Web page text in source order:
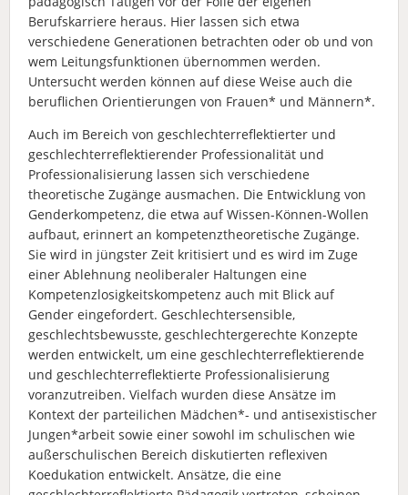
Berufskarriere heraus. Hier lassen sich etwa
verschiedene Generationen betrachten oder ob und von
wem Leitungsfunktionen übernommen werden.
Untersucht werden können auf diese Weise auch die
beruflichen Orientierungen von Frauen* und Männern*.
Auch im Bereich von geschlechterreflektierter und
geschlechterreflektierender Professionalität und
Professionalisierung lassen sich verschiedene
theoretische Zugänge ausmachen. Die Entwicklung von
Genderkompetenz, die etwa auf Wissen-Können-Wollen
aufbaut, erinnert an kompetenztheoretische Zugänge.
Sie wird in jüngster Zeit kritisiert und es wird im Zuge
einer Ablehnung neoliberaler Haltungen eine
Kompetenzlosigkeitskompetenz auch mit Blick auf
Gender eingefordert. Geschlechtersensible,
geschlechtsbewusste, geschlechtergerechte Konzepte
werden entwickelt, um eine geschlechterreflektierende
und geschlechterreflektierte Professionalisierung
voranzutreiben. Vielfach wurden diese Ansätze im
Kontext der parteilichen Mädchen*- und antisexistischer
Jungen*arbeit sowie einer sowohl im schulischen wie
außerschulischen Bereich diskutierten reflexiven
Koedukation entwickelt. Ansätze, die eine